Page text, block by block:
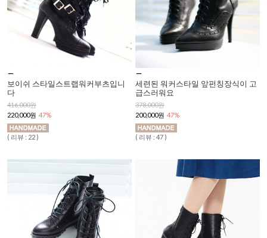
보이쉬 스타일스트랩워커부츠입니
다
416,000원
220,000원 47%
( 리뷰 : 22 )
세련된 워커스타일 앞펀칭장식이 고
급스러워요
378,000원
200,000원 47%
( 리뷰 : 47 )